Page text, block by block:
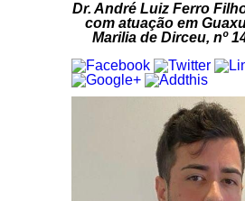
Dr. André Luiz Ferro
com atuação em
Marilia de Dirceu, nº